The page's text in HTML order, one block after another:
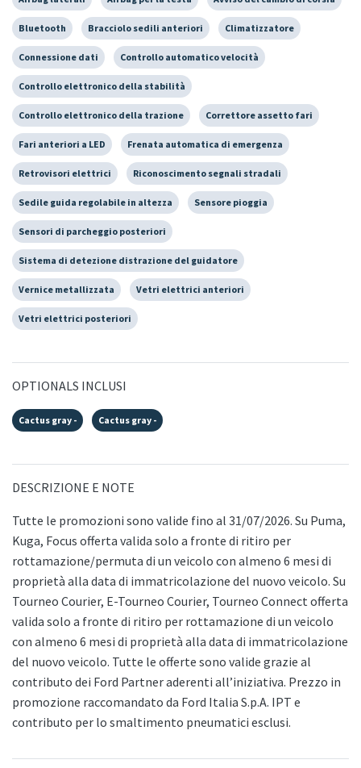
Bluetooth Bracciolo sedili anteriori Climatizzatore
Connessione dati Controllo automatico velocità
Controllo elettronico della stabilità
Controllo elettronico della trazione Correttore assetto fari
Fari anteriori a LED Frenata automatica di emergenza
Retrovisori elettrici Riconoscimento segnali stradali
Sedile guida regolabile in altezza Sensore pioggia
Sensori di parcheggio posteriori
Sistema di detezione distrazione del guidatore
Vernice metallizzata Vetri elettrici anteriori
Vetri elettrici posteriori
OPTIONALS INCLUSI
Cactus gray - Cactus gray -
DESCRIZIONE E NOTE
Tutte le promozioni sono valide fino al 31/07/2026. Su Puma,
Kuga, Focus offerta valida solo a fronte di ritiro per
rottamazione/permuta di un veicolo con almeno 6 mesi di
proprietà alla data di immatricolazione del nuovo veicolo. Su
Tourneo Courier, E-Tourneo Courier, Tourneo Connect offerta
valida solo a fronte di ritiro per rottamazione di un veicolo
con almeno 6 mesi di proprietà alla data di immatricolazione
del nuovo veicolo. Tutte le offerte sono valide grazie al
contributo dei Ford Partner aderenti all’iniziativa. Prezzo in
promozione raccomandato da Ford Italia S.p.A. IPT e
contributo per lo smaltimento pneumatici esclusi.